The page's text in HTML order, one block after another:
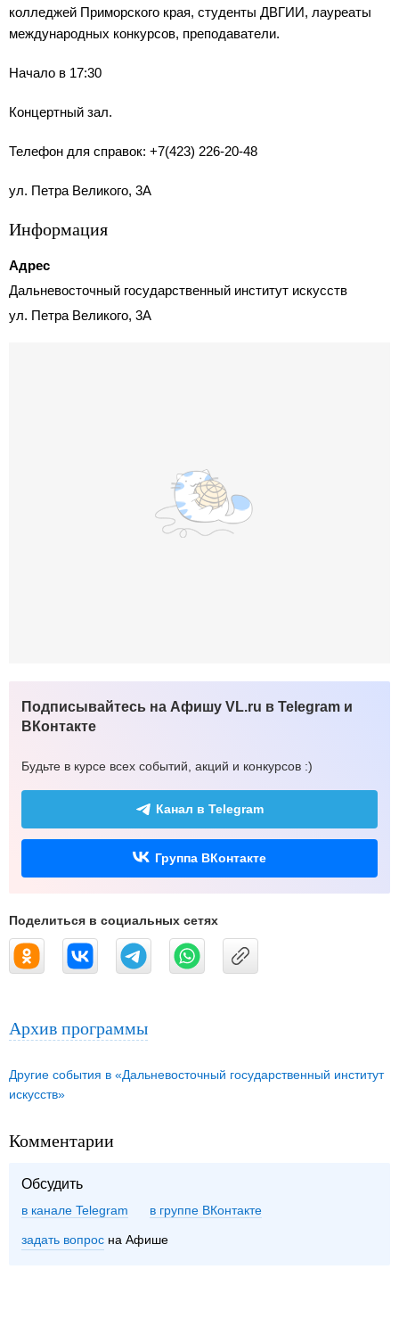
колледжей Приморского края, студенты ДВГИИ, лауреаты
международных конкурсов, преподаватели.
Начало в 17:30
Концертный зал.
Телефон для справок: +7(423) 226-20-48
ул. Петра Великого, 3А
Информация
Адрес
Дальневосточный государственный институт искусств
ул. Петра Великого, 3А
Подписывайтесь на Афишу VL.ru в Telegram и
ВКонтакте
Будьте в курсе всех событий, акций и конкурсов :)
Канал в Telegram
Группа ВКонтакте
Поделиться в социальных сетях
Архив программы
Другие события в «Дальневосточный государственный институт
искусств»
Комментарии
Обсудить
в канале Telegram группе ВКонтакте
задать вопрос на Афише